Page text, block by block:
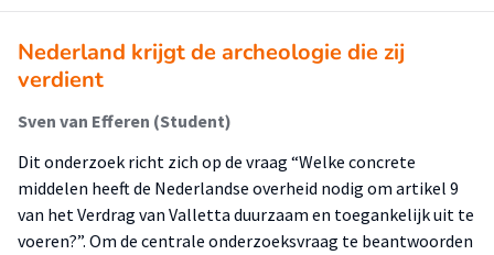
Nederland krijgt de archeologie die zij
verdient
Sven van Efferen (Student)
Dit onderzoek richt zich op de vraag “Welke concrete
middelen heeft de Nederlandse overheid nodig om artikel 9
van het Verdrag van Valletta duurzaam en toegankelijk uit te
voeren?”. Om de centrale onderzoeksvraag te beantwoorden